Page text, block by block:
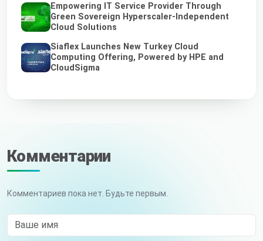
Empowering IT Service Provider Through
Green Sovereign Hyperscaler-Independent
Cloud Solutions
Siaflex Launches New Turkey Cloud
Computing Offering, Powered by HPE and
CloudSigma
Комментарии
Комментариев пока нет. Будьте первым.
Ваше имя